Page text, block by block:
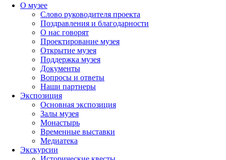
О музее
Слово руководителя проекта
Поздравления и благодарности
О нас говорят
Проектирование музея
Открытие музея
Поддержка музея
Документы
Вопросы и ответы
Наши партнеры
Экспозиция
Основная экспозиция
Залы музея
Монастырь
Временные выставки
Медиатека
Экскурсии